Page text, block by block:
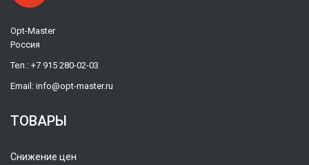
Opt-Master
Россия
Тел.: +7 915 280-02-03
Email: info@opt-master.ru
ТОВАРЫ
Снижение цен